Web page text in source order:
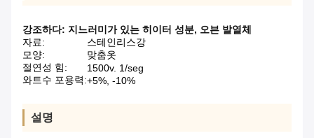
강조하다: 지느러미가 있는 히이터 성분, 오븐 발열체
자료:
스테인리스강
모양:
맞춤옷
절연성 힘:
1500v. 1/seg
와트수 포용력:+5%, -10%
설명